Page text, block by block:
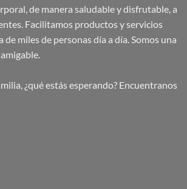
de manera saludable y disfrutable, a
Facilitamos productos y servicios
miles de personas día a día. Somos una
¿qué estás esperando? Encuentranos